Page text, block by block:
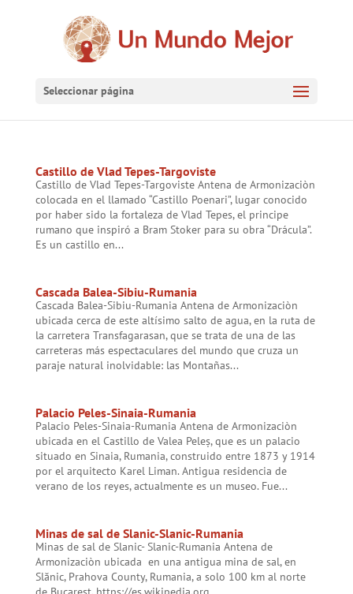
Seleccionar página
Castillo de Vlad Tepes-Targoviste
Castillo de Vlad Tepes-Targoviste Antena de Armonizaciòn
colocada en el llamado “Castillo Poenari”, lugar conocido
por haber sido la fortaleza de Vlad Tepes, el principe
rumano que inspiró a Bram Stoker para su obra “Drácula”.
Es un castillo en...
Cascada Balea-Sibiu-Rumania
Cascada Balea-Sibiu-Rumania Antena de Armonizaciòn
ubicada cerca de este altísimo salto de agua, en la ruta de
la carretera Transfagarasan, que se trata de una de las
carreteras más espectaculares del mundo que cruza un
paraje natural inolvidable: las Montañas...
Palacio Peles-Sinaia-Rumania
Palacio Peles-Sinaia-Rumania Antena de Armonizaciòn
ubicada en el Castillo de Valea Peleș, que es un palacio
situado en Sinaia, Rumania, construido entre 1873 y 1914
por el arquitecto Karel Liman. Antigua residencia de
verano de los reyes, actualmente es un museo. Fue...
Minas de sal de Slanic-Slanic-Rumania
Minas de sal de Slanic- Slanic-Rumania Antena de
Armonizaciòn ubicada en una antigua mina de sal, en
Slănic, Prahova County, Rumania, a solo 100 km al norte